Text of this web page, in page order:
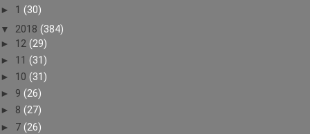
► 1 (30)
▼ 2018 (384)
► 12 (29)
► 11 (31)
► 10 (31)
► 9 (26)
► 8 (27)
► 7 (26)